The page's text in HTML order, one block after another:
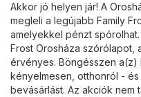
Akkor jó helyen jár! A
megleli a legújabb Family
amelyekkel pénzt
Frost Orosháza szórólapot,
érvényes. Böngésszen a(z)
kényelmesen, otthonról -
bevásárlást. Az akciók nem